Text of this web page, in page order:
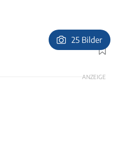
Foto: Ingo Wagner
25 Bilder
ANZEIGE